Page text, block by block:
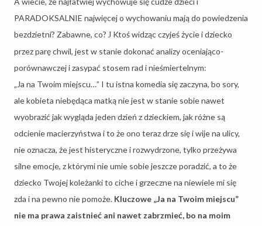
PARADOKSALNIE najwięcej o wychowaniu mają do powiedzenia
bezdzietni? Zabawne, co? J Ktoś widząc czyjeś życie i dziecko
przez parę chwil, jest w stanie dokonać analizy oceniająco-
porównawczej i zasypać stosem rad i nieśmiertelnym:
„Ja na Twoim miejscu…” I tu istna komedia się zaczyna, bo sory,
ale kobieta niebędąca matką nie jest w stanie sobie nawet
wyobrazić jak wygląda jeden dzień z dzieckiem, jak różne są
odcienie macierzyństwa i to że ono teraz drze się i wije na ulicy,
nie oznacza, że jest histeryczne i rozwydrzone, tylko przeżywa
silne emocje, z którymi nie umie sobie jeszcze poradzić, a to że
dziecko Twojej koleżanki to ciche i grzeczne na niewiele mi się
zda i na pewno nie pomoże. Kluczowe „Ja na Twoim miejscu”
nie ma prawa zaistnieć ani nawet zabrzmieć, bo na moim